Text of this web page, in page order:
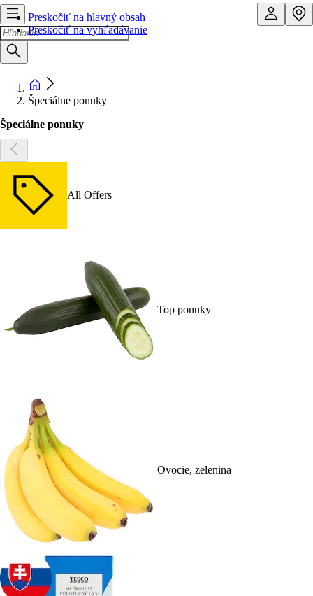
Preskočiť na hlavný obsah
Preskočiť na vyhľadávanie
Špeciálne ponuky
Špeciálne ponuky
All Offers
Top ponuky
Ovocie, zelenina